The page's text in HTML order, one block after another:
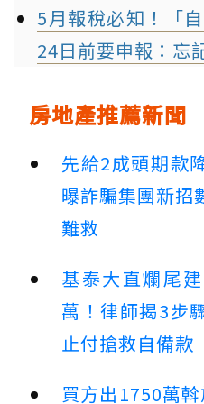
5月報稅必知！「
24日前要申報：忘
房地產推薦新聞
先給2成頭期款
曝詐騙集團新招
難救
基泰大直爛尾
萬！律師揭3步
止付搶救自備款
買方出1750萬